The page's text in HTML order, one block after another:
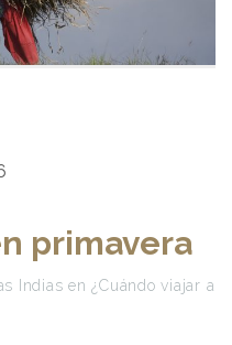
primavera
Indias en¿Cuándo viajar a